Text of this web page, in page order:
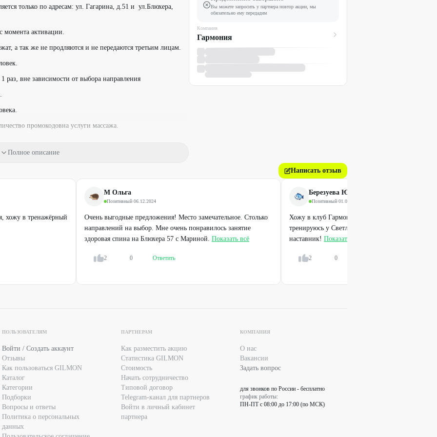
только по адресам: ул. Гагарина, д.51 и ул.Блюхера,
момента активации.
а так же не продляются и не передаются третьим лицам.
раз, вне зависимости от выбора направления
промокодовна услуги массажа.
1
и предложения
предложениями фитнес-клуба.
ПОЛУЧЕНИЯ КОНСУЛЬТАЦИИ У ВРАЧА
Полное описание
Вы можете запросить у партнера повтор акции, мы
обязательно ему передадим
Компания
Гармония
Написать отзыв
хожу в тренажёрный
М Ольга
Позитивный·06.12.2024
Очень выгодные предложения! Место замечательное. Столько
направлений на выбор. Мне очень понравилось занятие
здоровая спина на Блюхера 57 с Мариной. Показать всё
2 0 Ответить
Березуева Юлия
Позитивный·01.05.2024
Хожу в клуб Гармония почти год! Мне всё очень
тренируюсь у Светланы Пономаревой, она
наставник! Показать всё
2 0
ПОЛЬЗОВАТЕЛЯМ
Войти / Создать аккаунт
Отзывы
Как пользоваться GILMON
Каталог
Категории
Подборки
Вопросы и ответы
Политика о персональных
данных
ПАРТНЕРАМ
Как разместить акцию
Статистика GILMON
Стоимость
Начать сотрудничество
Типовой договор
Telegram-канал для партнеров
Войти в личный кабинет
партнера
КОМПАНИЯ
О нас
Вакансии
Задать вопрос
для звонков по России - бесплатно
график работы:
ПН-ПТ с 08:00 до 17:00 (по МСК)